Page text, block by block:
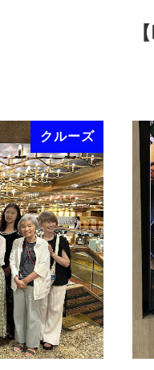
クルーズ